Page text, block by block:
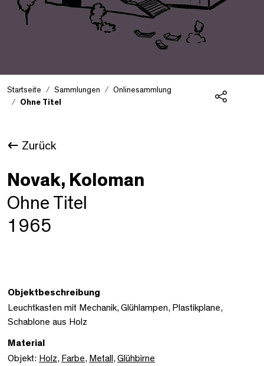
Startseite Sammlungen
Onlinesammlung
Ohne Titel
Zurück
Novak, Koloman
Ohne Titel
1965
Objektbeschreibung
Leuchtkasten mit Mechanik, Glühlampen, Plastikplane,
Schablone aus Holz
Material
Objekt: Holz, Farbe, Metall , Glühbirne